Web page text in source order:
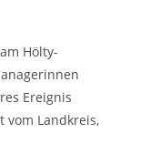
Hölty-
Ereignis
Landkreis,